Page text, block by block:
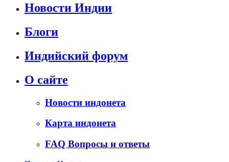
Новости Индии
Блоги
Индийский форум
О сайте
Новости индонета
Карта индонета
FAQ Вопросы и ответы